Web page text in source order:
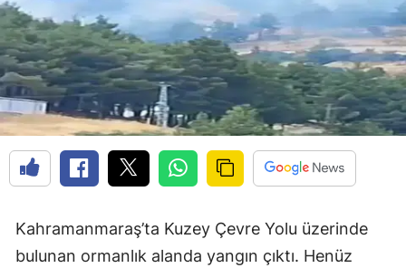
Kahramanmaraş’ta Kuzey Çevre Yolu üzerinde
bulunan ormanlık alanda yangın çıktı. Henüz